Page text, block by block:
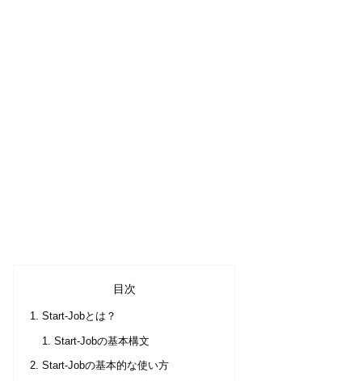
目次
Start-Jobとは？
Start-Jobの基本構文
Start-Jobの基本的な使い方